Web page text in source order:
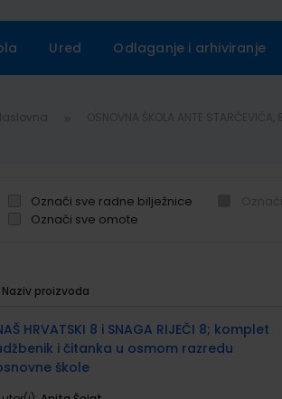
Ured Odlaganje i arhiviranje
Označi sve radne bilježnice
Označi sve omote
Naziv proizvoda
HRVATSKI 8 i SNAGA RIJEČI 8; komplet
i čitanka u osmom razredu
škole